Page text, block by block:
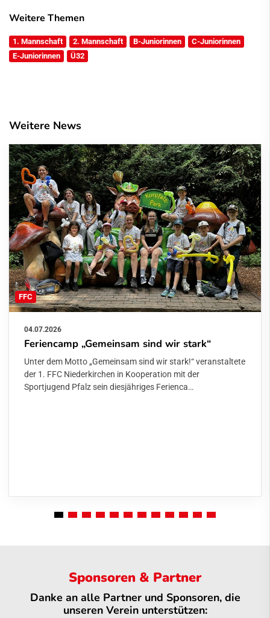
Weitere Themen
1. Mannschaft 2. Mannschaft B-Juniorinnen
C-Juniorinnen
E-Juniorinnen
Ü32
Weitere News
FFC
04.07.2026
Feriencamp „Gemeinsam sind wir stark“
Unter dem Motto „Gemeinsam sind wir stark!“ veranstaltete
der 1. FFC Niederkirchen in Kooperation mit der
Sportjugend Pfalz sein diesjähriges Ferienca…
Sponsoren & Partner
Danke an alle Partner und Sponsoren, die
unseren Verein unterstützen: